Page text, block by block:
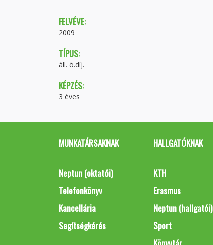
FELVÉVE:
2009
TÍPUS:
áll. ö.díj.
KÉPZÉS:
3 éves
MUNKATÁRSAKNAK
Neptun (oktatói)
Telefonkönyv
Kancellária
Segítségkérés
HALLGATÓKNAK
KTH
Erasmus
Neptun (hallgatói)
Sport